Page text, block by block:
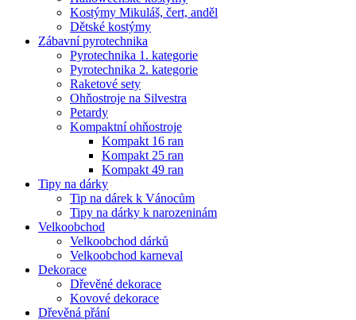
Kostýmy Mikuláš, čert, anděl
Dětské kostýmy
Zábavní pyrotechnika
Pyrotechnika 1. kategorie
Pyrotechnika 2. kategorie
Raketové sety
Ohňostroje na Silvestra
Petardy
Kompaktní ohňostroje
Kompakt 16 ran
Kompakt 25 ran
Kompakt 49 ran
Tipy na dárky
Tip na dárek k Vánocům
Tipy na dárky k narozeninám
Velkoobchod
Velkoobchod dárků
Velkoobchod karneval
Dekorace
Dřevěné dekorace
Kovové dekorace
Dřevěná přání